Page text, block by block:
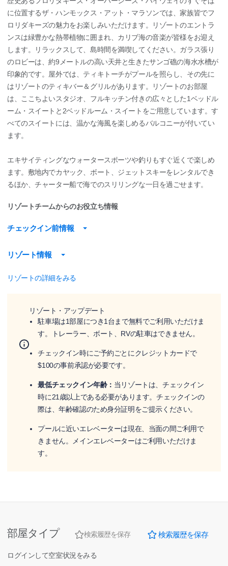
に位置するザ・ハンモックス・アット・マラソンでは、家族皆でフ
ロリダキーズの魅力をお楽しみいただけます。リゾートのエントラ
ンスは緑豊かな熱帯植物に囲まれ、カリブ海の音楽が皆様をお迎え
します。リラックスして、島時間を満喫してください。ガラス張り
のロビーは、約9メートルの高い天井と生きたサンゴ礁の海水水槽が
印象的です。屋外では、ティキトーチがプールを照らし、その先に
はリゾートのティキバー＆グリルがあります。リゾートのお部屋
は、ここちよいスタジオ、フルキッチン付きの広々とした1ベッドル
ーム・スイートと2ベッドルーム・スイートをご用意しています。す
べてのスイートには、温かな海風を楽しめるバルコニーが付いてい
ます。
エキサイティングなウォータースポーツや釣りもすぐ近くで楽しめ
ます。敷地内でカヤック、ボート、ジェットスキーをレンタルでき
るほか、チャーター船で海でのスリリングな一日を過ごせます。
リゾートチームからのお役立ち情報
チェックイン前情報
リゾート情報
リゾートの詳細をみる
リゾート・アップデート
駐車場は1部屋につき1台まで無料でご利用いただけま
す。トレーラー、ボート、RVの駐車はできません。
チェックイン時にご予約ごとにクレジットカードで
$100の事前承認が必要です。
最低チェックイン年齢： 当リゾートは、チェックイン
時に21歳以上である必要があります。チェックインの
際は、年齢確認のため身分証明をご提示ください。
プールに近いエレベーターは現在、当面の間ご利用で
きません。メインエレベーターはご利用いただけま
す。
部屋タイプ 検索履歴を保存 検索履歴を保存
ログインして空室状況をみる